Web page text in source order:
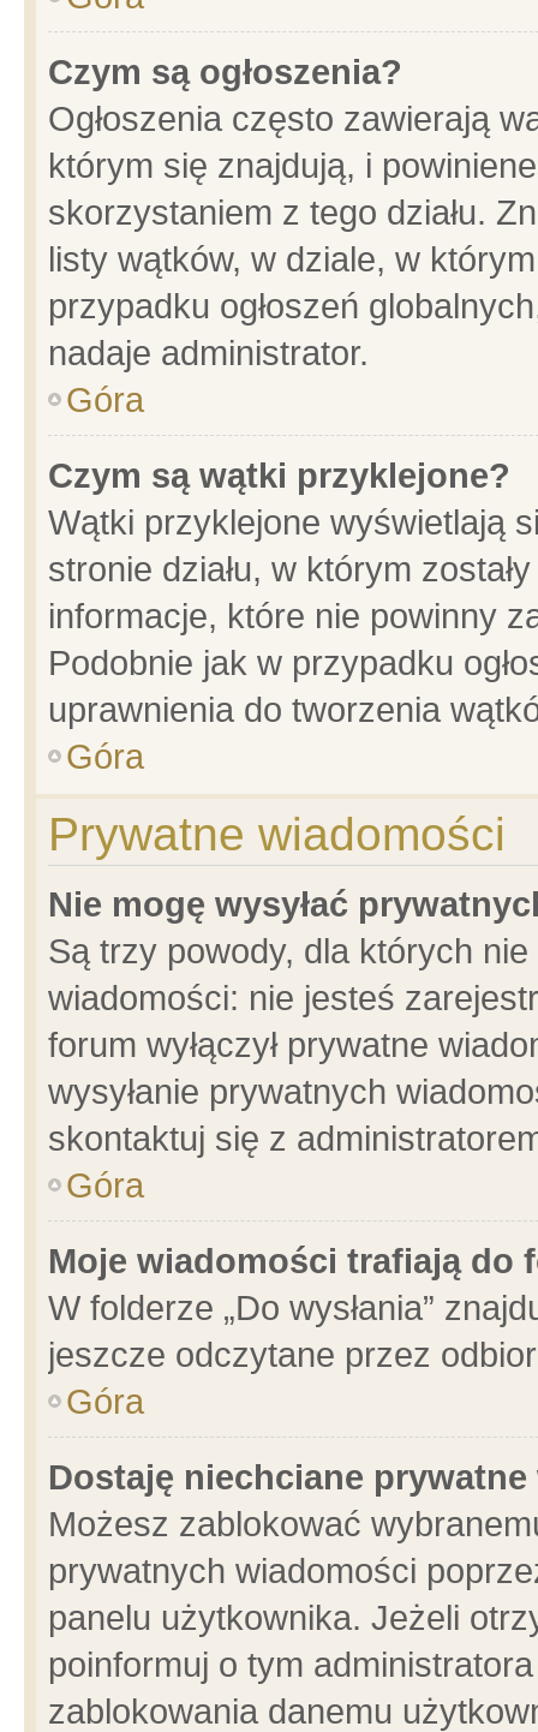
Czym są ogłoszenia?
Ogłoszenia często zawierają
którym się znajdują, i
skorzystaniem z tego działu.
listy wątków, w dziale, w
przypadku ogłoszeń
nadaje administrator.
Góra
Czym są wątki przyklejone?
Wątki przyklejone wyświetlają
stronie działu, w którym
informacje, które nie powinny
Podobnie jak w przypadku
uprawnienia do tworzenia
Góra
Prywatne wiadomości
Nie mogę wysyłać
Są trzy powody, dla których
wiadomości: nie jesteś
forum wyłączył prywatne
wysyłanie prywatnych
skontaktuj się z
Góra
Moje wiadomości trafiają do
W folderze „Do wysłania”
jeszcze odczytane przez
Góra
Dostaję niechciane
Możesz zablokować
prywatnych wiadomości
panelu użytkownika. Jeżeli
poinformuj o tym
zablokowania danemu